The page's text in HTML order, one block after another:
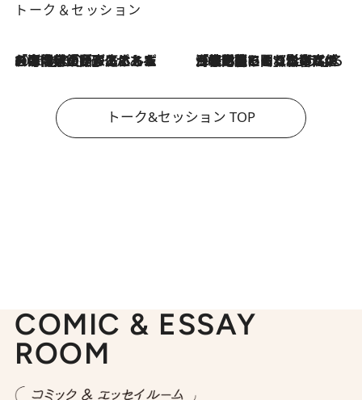
トーク＆セッション
2026.8.3
「今後値上げがあるとすれば…」「リスクがあるのは今年の冬」エネルギー専門家が語る、ホルムズ海峡封鎖が家庭にもたらす“ある心配” 2026.8.3
「住宅建てられない…」「サーチャージ料の高値が続いている」ホルムズ海峡封鎖による影響はいつまで続く？《エネルギー専門家に聞く“どうなる日本の暮らし”》
トーク&セッション TOP
COMIC & ESSAY
ROOM